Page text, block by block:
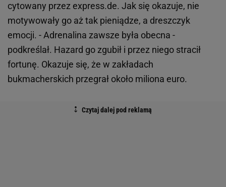
cytowany przez express.de. Jak się okazuje, nie
motywowały go aż tak pieniądze, a dreszczyk
emocji. - Adrenalina zawsze była obecna -
podkreślał. Hazard go zgubił i przez niego stracił
fortunę. Okazuje się, że w zakładach
bukmacherskich przegrał około miliona euro.